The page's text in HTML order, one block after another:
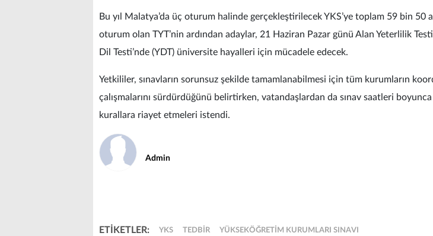
Bu yıl Malatya’da üç oturum halinde gerçekleştirilecek YKS’ye toplam 59 bin 50
oturum olan TYT’nin ardından adaylar, 21 Haziran Pazar günü Alan Yeterlilik Testi
Dil Testi’nde (YDT) üniversite hayalleri için mücadele edecek.
Yetkililer, sınavların sorunsuz şekilde tamamlanabilmesi için tüm kurumların
çalışmalarını sürdürdüğünü belirtirken, vatandaşlardan da sınav saatleri
kurallara riayet etmeleri istendi.
Admin
ETİKETLER: YKS TEDBIR YÜKSEKÖĞRETIM KURUMLARI SINAVI